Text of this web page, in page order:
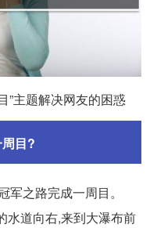
”主题解决网友的困惑
目?
之路完成一周目。
水道向右,来到大瀑布前